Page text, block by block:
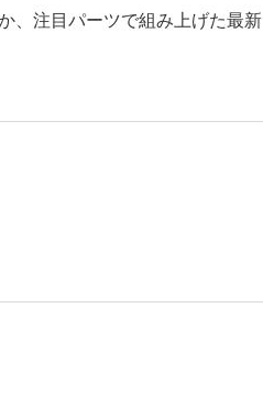
、注目パーツで組み上げた最新